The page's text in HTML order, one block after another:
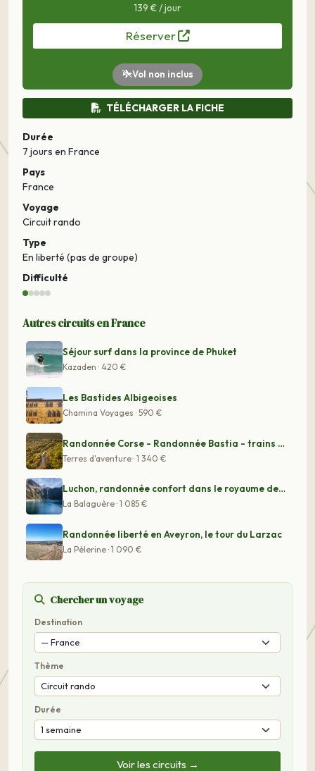
139 € / jour
Réserver
Vol non inclus
TÉLÉCHARGER LA FICHE
Durée
7 jours en France
Pays
France
Voyage
Circuit rando
Type
En liberté (pas de groupe)
Difficulté
Autres circuits en France
Séjour surf dans la province de Phuket
Kazaden · 420 €
Les Bastides Albigeoises
Chamina Voyages · 590 €
Randonnée Corse - Randonnée Bastia - trains de Corse
Terres d'aventure · 1 340 €
Luchon, randonnée confort dans le royaume des géants
La Balaguère · 1 085 €
Randonnée liberté en Aveyron, le tour du Larzac
La Pèlerine · 1 090 €
Chercher un voyage
Destination
Thème
Durée
Voir les circuits →